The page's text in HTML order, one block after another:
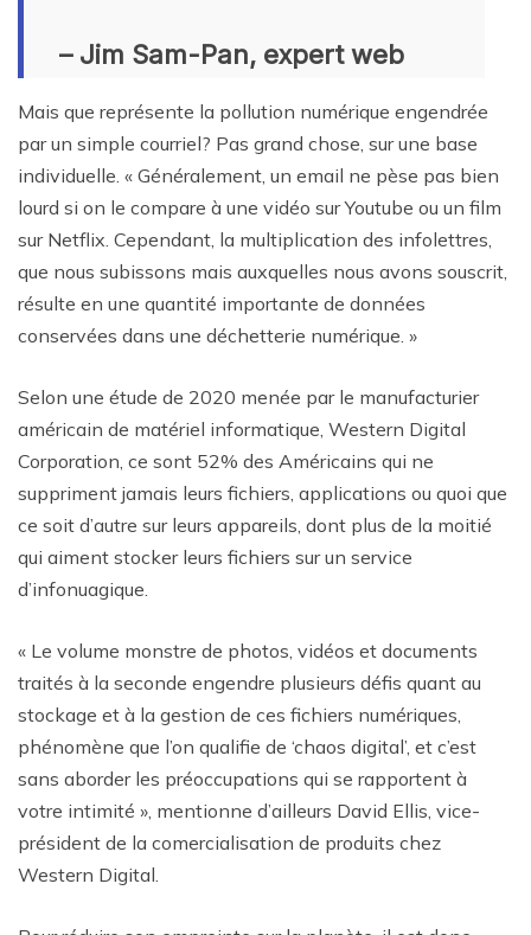
– Jim Sam-Pan, expert web
Mais que représente la pollution numérique engendrée
par un simple courriel? Pas grand chose, sur une base
individuelle. « Généralement, un email ne pèse pas bien
lourd si on le compare à une vidéo sur Youtube ou un film
sur Netflix. Cependant, la multiplication des infolettres,
que nous subissons mais auxquelles nous avons souscrit,
résulte en une quantité importante de données
conservées dans une déchetterie numérique. »
Selon une étude de 2020 menée par le manufacturier
américain de matériel informatique, Western Digital
Corporation, ce sont 52% des Américains qui ne
suppriment jamais leurs fichiers, applications ou quoi que
ce soit d’autre sur leurs appareils, dont plus de la moitié
qui aiment stocker leurs fichiers sur un service
d’infonuagique.
« Le volume monstre de photos, vidéos et documents
traités à la seconde engendre plusieurs défis quant au
stockage et à la gestion de ces fichiers numériques,
phénomène que l’on qualifie de ‘chaos digital’, et c’est
sans aborder les préoccupations qui se rapportent à
votre intimité », mentionne d’ailleurs David Ellis, vice-
président de la comercialisation de produits chez
Western Digital.